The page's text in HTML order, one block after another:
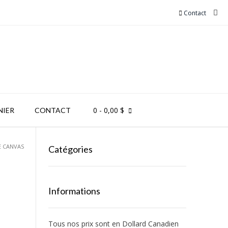
Contact
CONTACT 0 - 0,00 $
CANVAS Catégories
Informations
Tous nos prix sont en Dollard Canadien